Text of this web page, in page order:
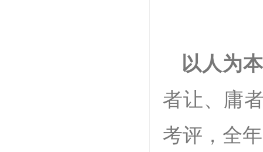
以人为
者让、庸
考评，全